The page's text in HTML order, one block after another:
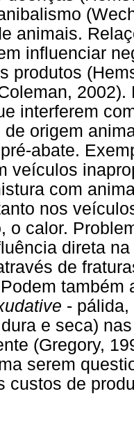
animais.
influenciar
produtos
interferem
de origem
abate.
veículos
com
nos
o calor.
direta
de
também
-
e seca)
(Gregory,
serem
custos de